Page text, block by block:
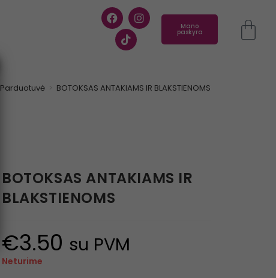
Mano
paskyra
Parduotuvė BOTOKSAS ANTAKIAMS IR BLAKSTIENOMS
BOTOKSAS ANTAKIAMS IR
BLAKSTIENOMS
€3.50 su PVM
Neturime